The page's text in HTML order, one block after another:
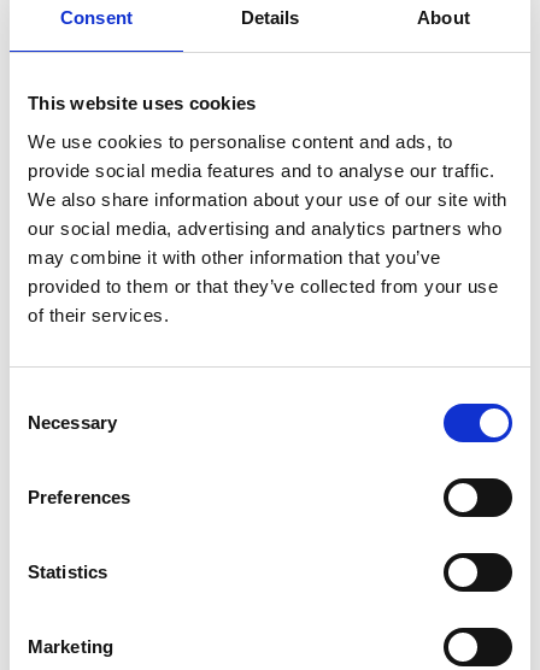
Consent Details About
This website uses cookies
We use cookies to personalise content and ads, to
provide social media features and to analyse our traffic.
We also share information about your use of our site with
our social media, advertising and analytics partners who
may combine it with other information that you’ve
provided to them or that they’ve collected from your use
of their services.
Selection
Necessary
Preferences
Statistics
Marketing
Artikelnummer 021007050111574
Groep Onderdelen
Alle vragen en opmerkingen kunt u via onderstaand
formulier aan ons sturen. Wij streven ernaar uw bericht
binnen 1 werkdag te beantwoorden.